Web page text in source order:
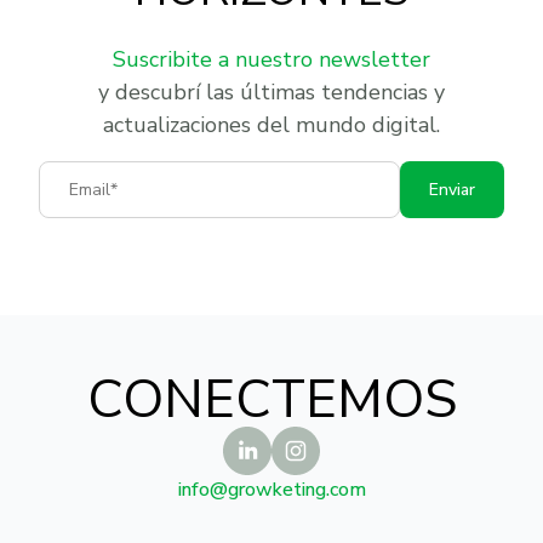
Suscribite a nuestro newsletter
y descubrí las últimas tendencias y
actualizaciones del mundo digital.
Email
Enviar
CONECTEMOS
info@growketing.com